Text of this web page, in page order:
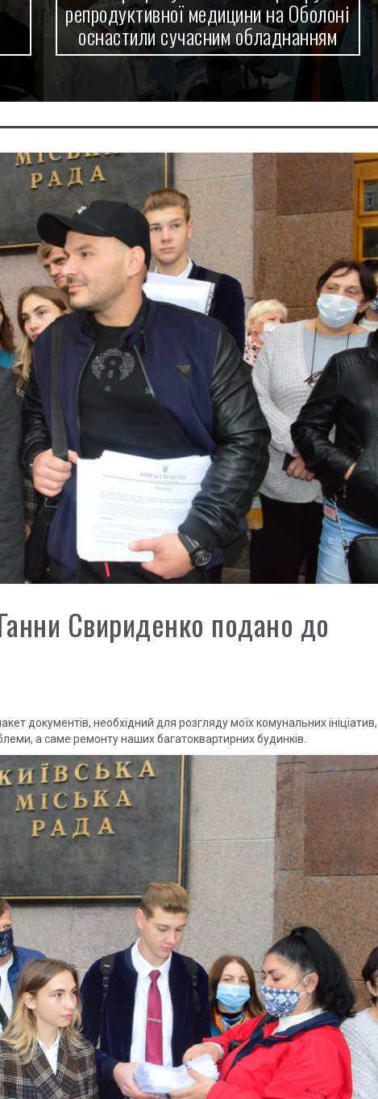
Приозерній оновили кухонний посуд
Свириденко подано до
документів, необхідний для розгляду моїх комунальних ініціатив,
а саме ремонту наших багатоквартирних будинків.